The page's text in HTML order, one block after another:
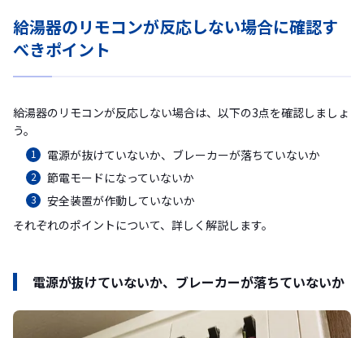
給湯器のリモコンが反応しない場合に確認す
べきポイント
給湯器のリモコンが反応しない場合は、以下の3点を確認しましょ
う。
電源が抜けていないか、ブレーカーが落ちていないか
節電モードになっていないか
安全装置が作動していないか
それぞれのポイントについて、詳しく解説します。
電源が抜けていないか、ブレーカーが落ちていないか